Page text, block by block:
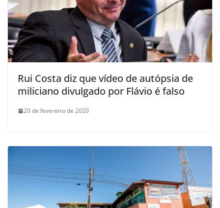
Rui Costa diz que vídeo de autópsia de
miliciano divulgado por Flávio é falso
20 de fevereiro de 2020